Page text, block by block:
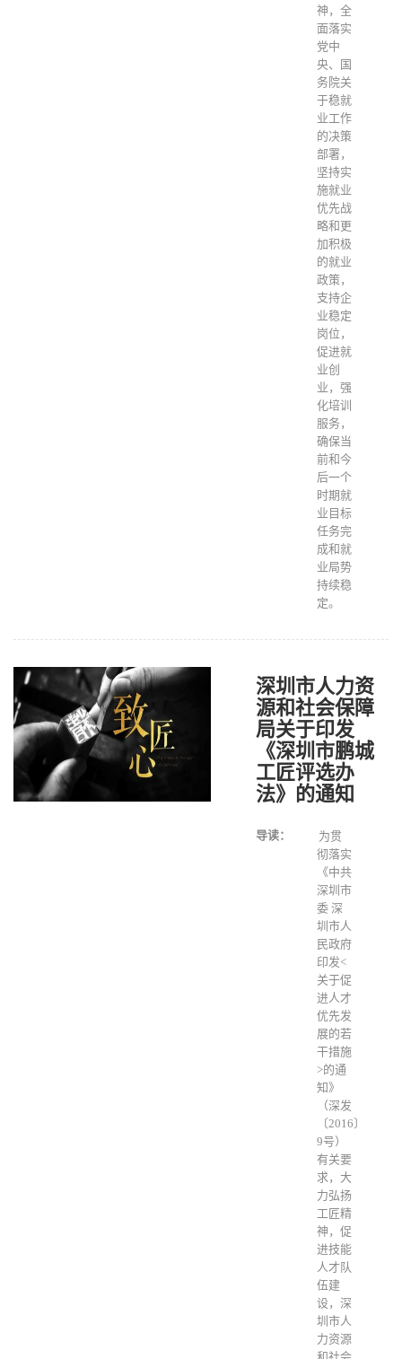
神，全
面落实
党中
央、国
务院关
于稳就
业工作
的决策
部署，
坚持实
施就业
优先战
略和更
加积极
的就业
政策，
支持企
业稳定
岗位，
促进就
业创
业，强
化培训
服务，
确保当
前和今
后一个
时期就
业目标
任务完
成和就
业局势
持续稳
定。
深圳市人力资
源和社会保障
局关于印发
《深圳市鹏城
工匠评选办
法》的通知
导读：
为贯
彻落实
《中共
深圳市
委 深
圳市人
民政府
印发<
关于促
进人才
优先发
展的若
干措施
>的通
知》
（深发
〔2016〕
9号）
有关要
求，大
力弘扬
工匠精
神，促
进技能
人才队
伍建
设，深
圳市人
力资源